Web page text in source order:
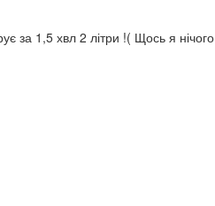
за 1,5 хвл 2 літри !( Щось я нічого